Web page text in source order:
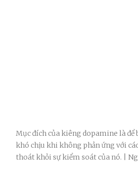
Mục đích của kiêng dopamine là để
khó chịu khi không phản ứng với
thoát khỏi sự kiểm soát của nó. |